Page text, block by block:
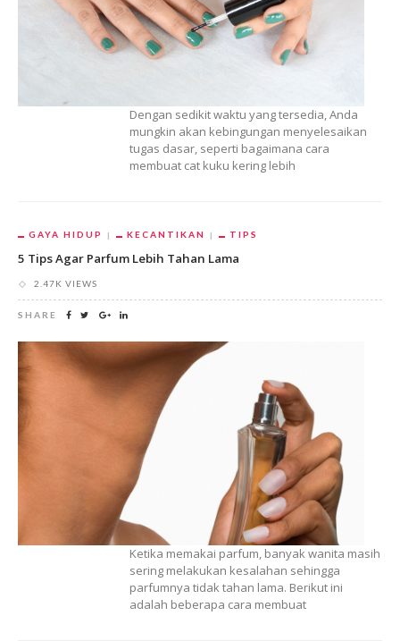
Dengan sedikit waktu yang tersedia, Anda
mungkin akan kebingungan menyelesaikan
tugas dasar, seperti bagaimana cara
membuat cat kuku kering lebih
GAYA HIDUP KECANTIKAN TIPS
5 Tips Agar Parfum Lebih Tahan Lama
2.47K VIEWS
SHARE
Ketika memakai parfum, banyak wanita masih
sering melakukan kesalahan sehingga
parfumnya tidak tahan lama. Berikut ini
adalah beberapa cara membuat